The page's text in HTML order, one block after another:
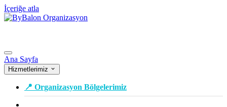
İçeriğe atla
Ana Sayfa
Hizmetlerimiz
📍 Organizasyon Bölgelerimiz